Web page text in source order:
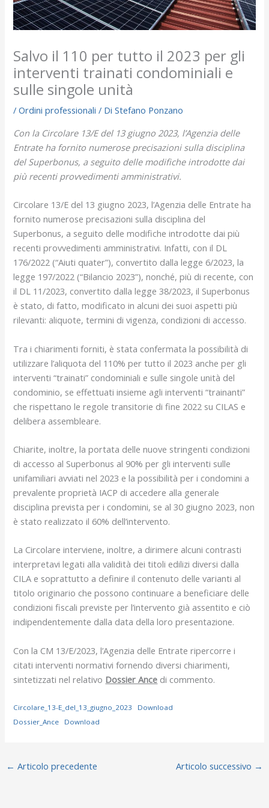
Salvo il 110 per tutto il 2023 per gli
interventi trainati condominiali e
sulle singole unità
/Ordini professionali / DiStefano Ponzano
Con la Circolare 13/E del 13 giugno 2023, l’Agenzia delle
Entrate ha fornito numerose precisazioni sulla disciplina
del Superbonus, a seguito delle modifiche introdotte dai
più recenti provvedimenti amministrativi.
Circolare 13/E del 13 giugno 2023, l’Agenzia delle Entrate ha
fornito numerose precisazioni sulla disciplina del
Superbonus, a seguito delle modifiche introdotte dai più
recenti provvedimenti amministrativi. Infatti, con il DL
176/2022 (“Aiuti quater”), convertito dalla legge 6/2023, la
legge 197/2022 (“Bilancio 2023”), nonché, più di recente, con
il DL 11/2023, convertito dalla legge 38/2023, il Superbonus
è stato, di fatto, modificato in alcuni dei suoi aspetti più
rilevanti: aliquote, termini di vigenza, condizioni di accesso.
Tra i chiarimenti forniti, è stata confermata la possibilità di
utilizzare l’aliquota del 110% per tutto il 2023 anche per gli
interventi “trainati” condominiali e sulle singole unità del
condominio, se effettuati insieme agli interventi “trainanti”
che rispettano le regole transitorie di fine 2022 su CILAS e
delibera assembleare.
Chiarite, inoltre, la portata delle nuove stringenti condizioni
di accesso al Superbonus al 90% per gli interventi sulle
unifamiliari avviati nel 2023 e la possibilità per i condomini a
prevalente proprietà IACP di accedere alla generale
disciplina prevista per i condomini, se al 30 giugno 2023, non
è stato realizzato il 60% dell’intervento.
La Circolare interviene, inoltre, a dirimere alcuni contrasti
interpretavi legati alla validità dei titoli edilizi diversi dalla
CILA e soprattutto a definire il contenuto delle varianti al
titolo originario che possono continuare a beneficiare delle
condizioni fiscali previste per l’intervento già assentito e ciò
indipendentemente dalla data della loro presentazione.
Con la CM 13/E/2023, l’Agenzia delle Entrate ripercorre i
citati interventi normativi fornendo diversi chiarimenti,
sintetizzati nel relativo Dossier Ance di commento.
Circolare_13-E_del_13_giugno_2023
Download
Dossier_Ance
Download
← Articolo precedente Articolo successivo →